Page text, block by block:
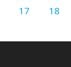
17 18